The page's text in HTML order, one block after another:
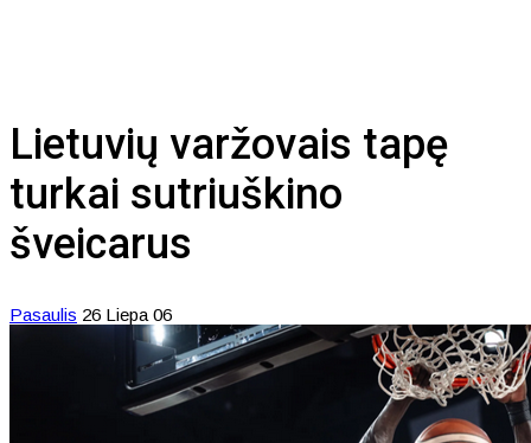
Lietuvių varžovais tapę
turkai sutriuškino
šveicarus
Pasaulis 26 Liepa 06